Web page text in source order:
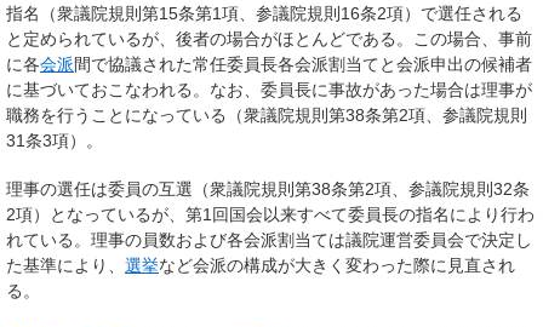
指名（衆議院規則第15条第1項、参議院規則16条2項）で選任される
と定められているが、後者の場合がほとんどである。この場合、事前
に各会派間で協議された常任委員長各会派割当てと会派申出の候補者
に基づいておこなわれる。なお、委員長に事故があった場合は理事が
職務を行うことになっている（衆議院規則第38条第2項、参議院規則
31条3項）。
理事の選任は委員の互選（衆議院規則第38条第2項、参議院規則32条
2項）となっているが、第1回国会以来すべて委員長の指名により行わ
れている。理事の員数および各会派割当ては議院運営委員会で決定し
た基準により、 選挙など会派の構成が大きく変わった際に見直され
る。